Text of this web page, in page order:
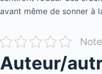
avant même de sonner à
Auteur/